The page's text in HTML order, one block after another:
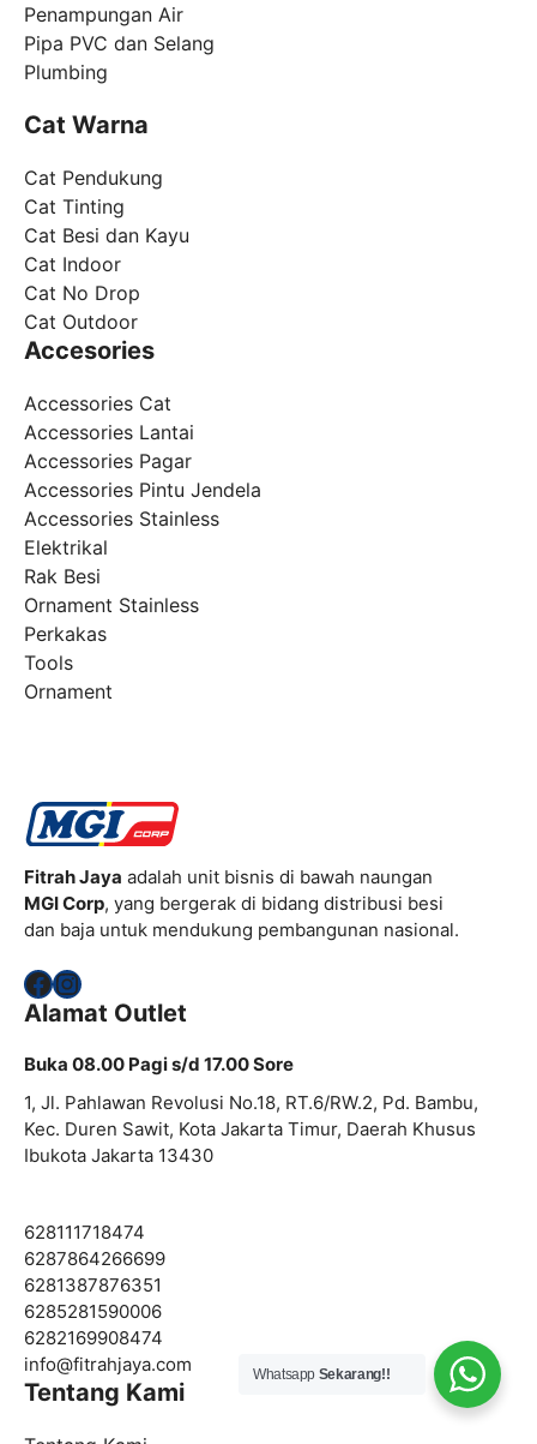
Penampungan Air
Pipa PVC dan Selang
Plumbing
Cat Warna
Cat Pendukung
Cat Tinting
Cat Besi dan Kayu
Cat Indoor
Cat No Drop
Cat Outdoor
Accesories
Accessories Cat
Accessories Lantai
Accessories Pagar
Accessories Pintu Jendela
Accessories Stainless
Elektrikal
Rak Besi
Ornament Stainless
Perkakas
Tools
Ornament
Fitrah Jaya adalah unit bisnis di bawah naungan
MGI Corp, yang bergerak di bidang distribusi besi
dan baja untuk mendukung pembangunan nasional.
Facebook
Instagram
Alamat Outlet
Buka 08.00 Pagi s/d 17.00 Sore
1, Jl. Pahlawan Revolusi No.18, RT.6/RW.2, Pd. Bambu,
Kec. Duren Sawit, Kota Jakarta Timur, Daerah Khusus
Ibukota Jakarta 13430
628111718474
6287864266699
6281387876351
6285281590006
6282169908474
info@fitrahjaya.com
Tentang Kami
Whatsapp Sekarang!!